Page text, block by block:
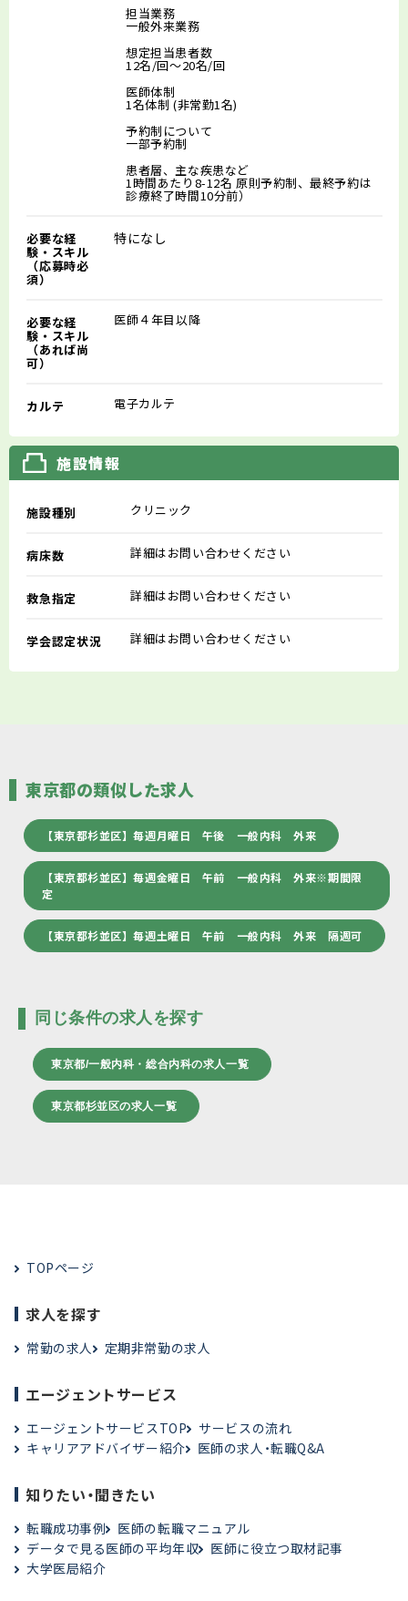
担当業務
一般外来業務
想定担当患者数
12名/回～20名/回
医師体制
1名体制 (非常勤1名)
予約制について
一部予約制
患者層、主な疾患など
1時間あたり8-12名 原則予約制、最終予約は
診療終了時間10分前）
必要な経
験・スキル
（応募時必
須）
特になし
必要な経
験・スキル
（あれば尚
可）
医師４年目以降
カルテ 電子カルテ
施設情報
施設種別 クリニック
病床数 詳細はお問い合わせください
救急指定 詳細はお問い合わせください
学会認定状況 詳細はお問い合わせください
東京都の類似した求人
【東京都杉並区】毎週月曜日 午後 一般内科 外来
【東京都杉並区】毎週金曜日 午前 一般内科 外来※期間限
定
【東京都杉並区】毎週土曜日 午前 一般内科 外来 隔週可
同じ条件の求人を探す
東京都/一般内科・総合内科の求人一覧
東京都杉並区の求人一覧
TOPページ
求人を探す
常勤の求人 定期非常勤の求人
エージェントサービス
エージェントサービスTOP
サービスの流れ
キャリアアドバイザー紹介
医師の求人・転職Q&A
知りたい・聞きたい
転職成功事例
医師の転職マニュアル
データで見る医師の平均年収
医師に役立つ取材記事
大学医局紹介